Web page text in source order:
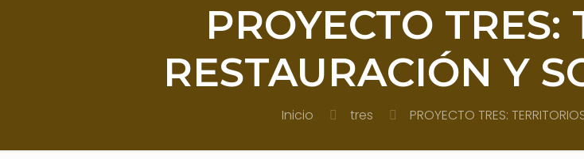
PROYECTO TRES:
RESTAURACIÓN Y
Inicio tres PROYECTO TRES: